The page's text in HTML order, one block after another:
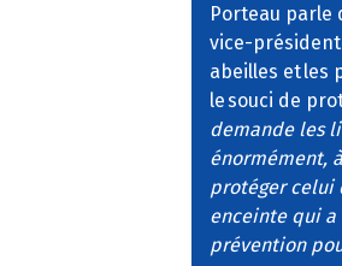
Porteau parle
vice-
abeilles et les
le souci de
demande les
énormément,
protéger celui
enceinte qui
prévention